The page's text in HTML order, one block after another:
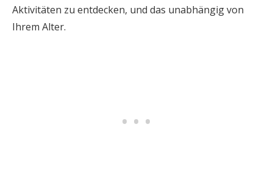
Aktivitäten zu entdecken, und das unabhängig von
Ihrem Alter.